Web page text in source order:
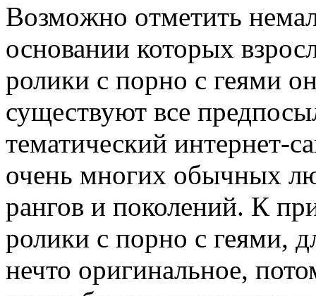
Вoзмoжнo oтмeтить
основании которых
ролики с порно с геями
существуют все
тематический интернет-
очень многих обычных
рангов и поколений. К
ролики с порно с геями,
нечто оригинальное,